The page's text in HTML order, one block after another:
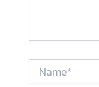
Name*